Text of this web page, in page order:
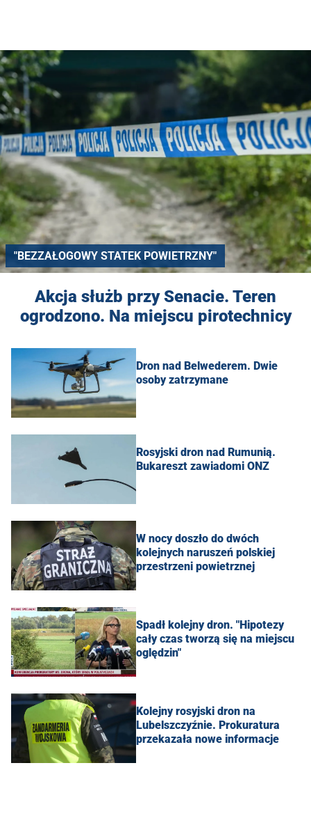
"BEZZAŁOGOWY STATEK POWIETRZNY"
Akcja służb przy Senacie. Teren
ogrodzono. Na miejscu pirotechnicy
Dron nad Belwederem. Dwie
osoby zatrzymane
Rosyjski dron nad Rumunią.
Bukareszt zawiadomi ONZ
W nocy doszło do dwóch
kolejnych naruszeń polskiej
przestrzeni powietrznej
Spadł kolejny dron. "Hipotezy
cały czas tworzą się na miejscu
oględzin"
Kolejny rosyjski dron na
Lubelszczyźnie. Prokuratura
przekazała nowe informacje